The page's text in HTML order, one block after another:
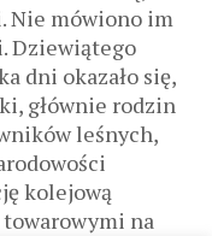
Nie mówiono im
Dziewiątego
dni okazało się,
głównie rodzin
leśnych,
kolejową
towarowymi na